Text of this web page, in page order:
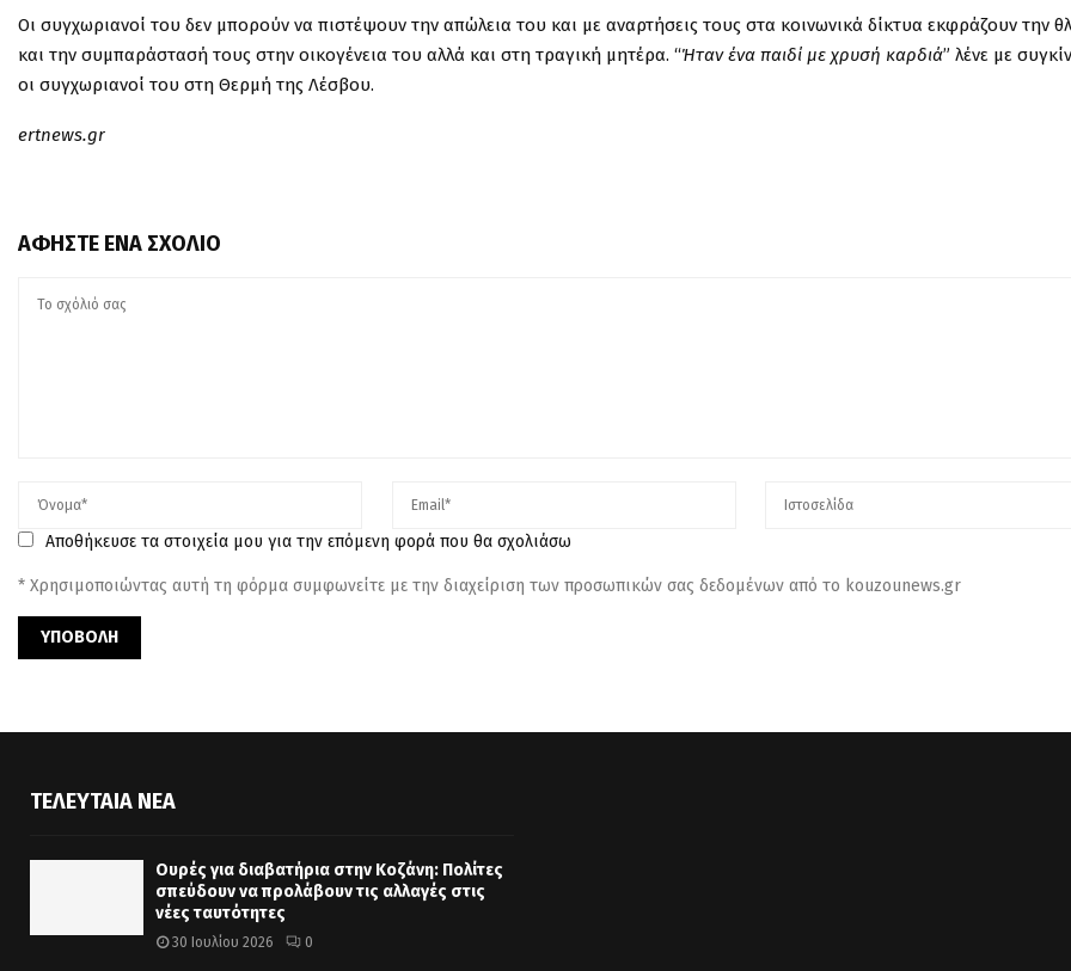
Οι συγχωριανοί του δεν μπορούν να πιστέψουν την απώλεια του και με αναρτήσεις τους στα κοινωνικά δίκτυα εκφράζουν την
και την συμπαράστασή τους στην οικογένεια του αλλά και στη τραγική μητέρα. “Ήταν ένα παιδί με χρυσή καρδιά” λένε με
οι συγχωριανοί του στη Θερμή της Λέσβου.
ertnews.gr
ΑΦΉΣΤΕ ΈΝΑ ΣΧΌΛΙΟ
Αποθήκευσε τα στοιχεία μου για την επόμενη φορά που θα σχολιάσω
* Χρησιμοποιώντας αυτή τη φόρμα συμφωνείτε με την διαχείριση των προσωπικών σας δεδομένων από το kouzounews.gr
ΤΕΛΕΥΤΑΊΑ ΝΈΑ
Ουρές για διαβατήρια στην Κοζάνη: Πολίτες
σπεύδουν να προλάβουν τις αλλαγές στις
νέες ταυτότητες
30 Ιουλίου 2026 0